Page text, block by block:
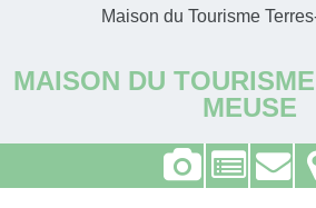
Maison du Tourisme
MAISON DU
MEUSE